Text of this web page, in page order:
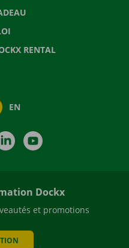
RENTAL
EN
LinkedIn
Dockx
et promotions